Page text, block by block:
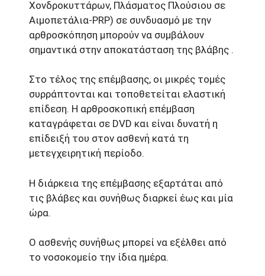
Χονδροκυττάρων, Πλάσματος Πλούσιου σε
Αιμοπετάλια-PRP) σε συνδυασμό με την
αρθροσκόπηση μπορούν να συμβάλουν
σημαντικά στην αποκατάσταση της βλάβης .
Στο τέλος της επέμβασης, οι μικρές τομές
συρράπτονται και τοποθετείται ελαστική
επίδεση. Η αρθροσκοπική επέμβαση
καταγράφεται σε DVD και είναι δυνατή η
επίδειξή του στον ασθενή κατά τη
μετεγχειρητική περίοδο.
Η διάρκεια της επέμβασης εξαρτάται από
τις βλάβες και συνήθως διαρκεί έως και μία
ώρα.
Ο ασθενής συνήθως μπορεί να εξέλθει από
το νοσοκομείο την ίδια ημέρα.